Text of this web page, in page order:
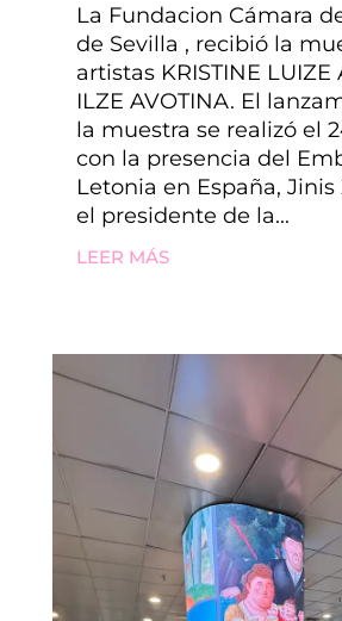
La Fundacion Cámara
de Sevilla , recibió la
artistas KRISTINE LUIZE
ILZE AVOTINA. El
la muestra se realizó el
con la presencia del
Letonia en España,
el presidente de la...
LEER MÁS